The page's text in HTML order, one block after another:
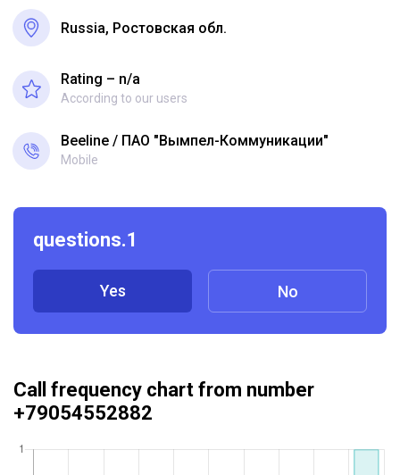
Russia, Ростовская обл.
Rating – n/a
According to our users
Beeline ПАО "Вымпел-Коммуникации"
Mobile
questions.1
Yes No
Call frequency chart from number
+79054552882